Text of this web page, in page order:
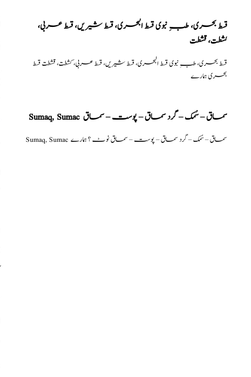
قسط بحری، طبِ نبوی قسط البحری، قسط شیریں، قسط عربی،
كشطت، قشطت
بحری ہمارے
Sumaq, Sumac سماق – سُمک – گرد سماق – پوست – سماق
Sumaq, Sumac سماق – سُمک – گرد سماق – پوست – سماق نوٹ ؟ ہمارے